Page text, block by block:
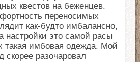
квестов на беженцев.
переносимых
как-будто имбалансно,
настройки это самой расы
такая имбовая одежда. Мой
скорее разочаровал